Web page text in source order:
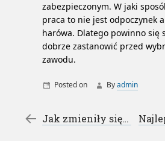
zabezpieczonym. W jaki
praca to nie jest odpoczynek
harówa. Dlatego powinno się
dobrze zastanowić przed
zawodu.
Posted on Byadmin
Post
←
Jak zmieniły się ogłoszenia – ogłoszenia motoryzacyjne